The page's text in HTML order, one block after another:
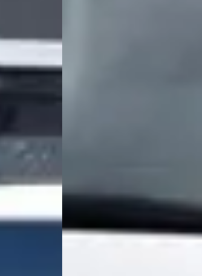
met olieverlies .. deur die niet goed sluit - ramen die
busje automaat en benzine. Autobedrijf
snel en hoe vriendelijk we werden geholpen. En
Auto's